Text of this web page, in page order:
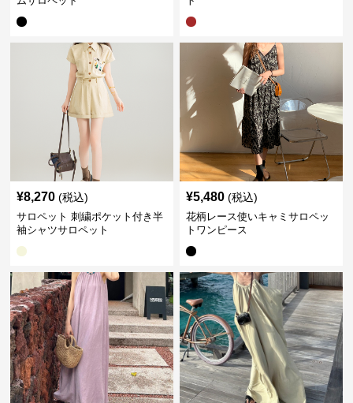
¥8,270 (税込)
サロペット 刺繍ポケット付き半
袖シャツサロペット
¥5,480 (税込)
花柄レース使いキャミサロペッ
トワンピース